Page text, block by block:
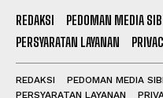
REDAKSI PEDOMAN MEDIA
PERSYARATAN LAYANAN
REDAKSI PEDOMAN MEDIA
PERSYARATAN LAYANAN